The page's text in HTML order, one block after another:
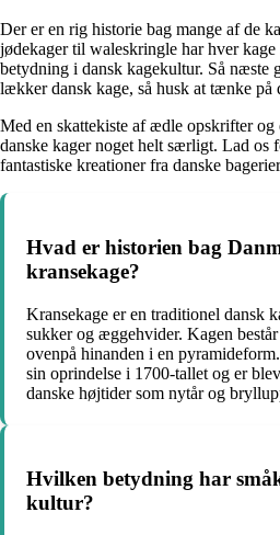
Der er en rig historie bag mange af de
jødekager til waleskringle har hver
betydning i dansk kagekultur. Så næste
lækker dansk kage, så husk at tænke på
Med en skattekiste af ædle opskrifter
danske kager noget helt særligt. Lad os
fantastiske kreationer fra danske
Hvad er historien bag
kransekage?
Kransekage er en traditionel dansk
sukker og æggehvider. Kagen
ovenpå hinanden i en
sin oprindelse i 1700-tallet og er
danske højtider som nytår og
Hvilken betydning har
kultur?